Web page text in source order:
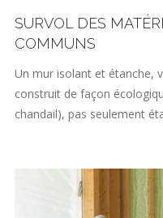
SURVOL DES
COMMUNS
Un mur isolant et étanche,
construit de façon
chandail), pas seulement